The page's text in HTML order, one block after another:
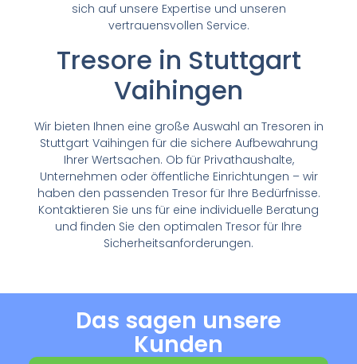
sich auf unsere Expertise und unseren
vertrauensvollen Service.
Tresore in Stuttgart
Vaihingen
Wir bieten Ihnen eine große Auswahl an Tresoren in
Stuttgart Vaihingen für die sichere Aufbewahrung
Ihrer Wertsachen. Ob für Privathaushalte,
Unternehmen oder öffentliche Einrichtungen – wir
haben den passenden Tresor für Ihre Bedürfnisse.
Kontaktieren Sie uns für eine individuelle Beratung
und finden Sie den optimalen Tresor für Ihre
Sicherheitsanforderungen.
Das sagen unsere
Kunden